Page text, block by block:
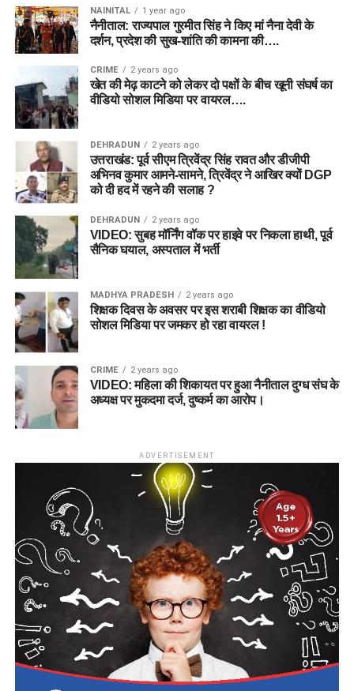
NAINITAL 1 year ago
नैनीताल: राज्यपाल गुरमीत सिंह ने किए मां नैना देवी के
दर्शन, प्रदेश की सुख-शांति की कामना की….
CRIME 2 years ago
खेत की मेढ़ काटने को लेकर दो पक्षों के बीच खूनी संघर्ष का
वीडियो सोशल मिडिया पर वायरल….
DEHRADUN 2 years ago
उत्तराखंड: पूर्व सीएम त्रिवेंद्र सिंह रावत और डीजीपी
अभिनव कुमार आमने-सामने, त्रिवेंद्र ने आखिर क्यों DGP
को दी हद में रहने की सलाह ?
DEHRADUN 2 years ago
VIDEO: सुबह मॉर्निंग वॉक पर हाइवे पर निकला हाथी, पूर्व
सैनिक घयाल, अस्पताल में भर्ती
MADHYA PRADESH 2 years ago
शिक्षक दिवस के अवसर पर इस शराबी शिक्षक का वीडियो
सोशल मिडिया पर जमकर हो रहा वायरल !
CRIME 2 years ago
VIDEO: महिला की शिकायत पर हुआ नैनीताल दुग्ध संघ के
अध्यक्ष पर मुकदमा दर्ज, दुष्कर्म का आरोप।
ADVERTISEMENT